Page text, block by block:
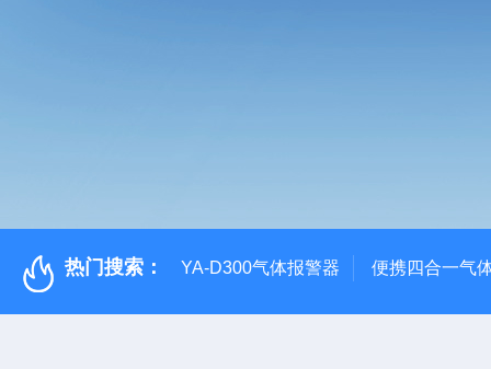
热门搜索： YA-D300气体报警器 便携四合一气